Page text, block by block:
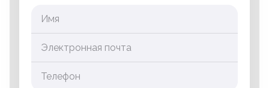
Имя
Электронная почта
Телефон